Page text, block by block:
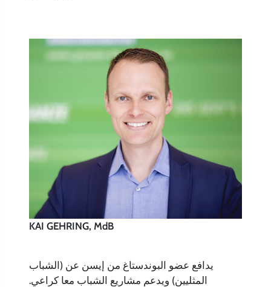
KAI GEHRING, MdB
يدافع عضو البوندستاغ من إيسن عن (الشباب
المثليين) ويدعم مشاريع الشباب معا كراعي.